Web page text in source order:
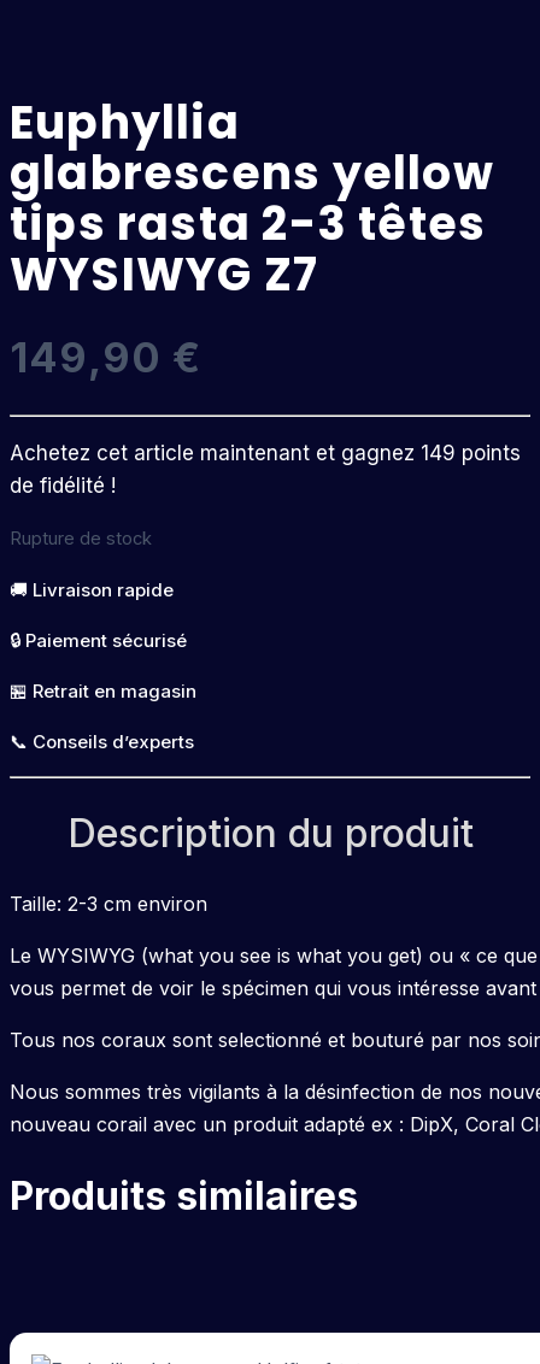
Euphyllia
glabrescens yellow
tips rasta 2-3 têtes
WYSIWYG Z7
149,90 €
Achetez cet article maintenant et gagnez 149 points
de fidélité !
Rupture de stock
🚚 Livraison rapide
🔒 Paiement sécurisé
🏪 Retrait en magasin
📞 Conseils d’experts
Description du produit
Taille: 2-3 cm environ
Le WYSIWYG (what you see is what you get) ou « ce
vous permet de voir le spécimen qui vous intéresse
Tous nos coraux sont selectionné et bouturé par nos
Nous sommes très vigilants à la désinfection de nos
nouveau corail avec un produit adapté ex : DipX, Coral
Produits similaires